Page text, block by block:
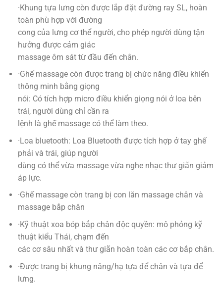
·Khung tựa lưng còn được lắp đặt đường ray SL, hoàn
toàn phù hợp với đường
cong của lưng cơ thể người, cho phép người dùng tận
hưởng được cảm giác
massage ôm sát từ đầu đến chân.
·Ghế massage còn được trang bị chức năng điều khiển
thông minh bằng giọng
nói: Có tích hợp micro điều khiển giọng nói ở loa bên
trái, người dùng chỉ cần ra
lệnh là ghế massage có thể làm theo.
·Loa bluetooth: Loa Bluetooth được tích hợp ở tay ghế
phải và trái, giúp người
dùng có thể vừa massage vừa nghe nhạc thư giãn giảm
áp lực.
·Ghế massage còn trang bị con lăn massage chân và
massage bắp chân
·Kỹ thuật xoa bóp bắp chân độc quyền: mô phỏng kỹ
thuật kiểu Thái, chạm đến
các cơ sâu nhất và thư giãn hoàn toàn các cơ bắp chân.
·Được trang bị khung nâng/hạ tựa để chân và tựa để
lưng.